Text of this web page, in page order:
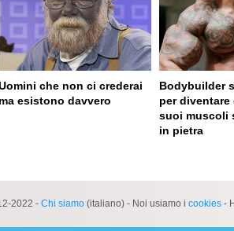
che non ci crederai
ma esistono davvero
Bodybuilder
per diventare
suoi muscoli
in pietra
2022 - Chi siamo (italiano) - Noi usiamo i cookies -